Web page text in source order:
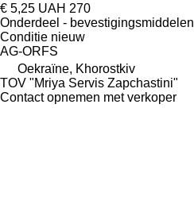
€ 5,25 UAH 270
Onderdeel - bevestigingsmiddelen
Conditie nieuw
AG-ORFS
Oekraïne, Khorostkiv
TOV "Mriya Servis Zapchastini"
Contact opnemen met verkoper